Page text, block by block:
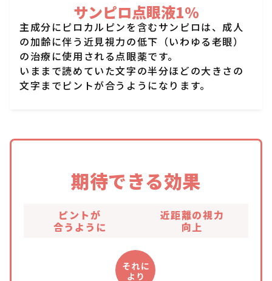
サンピロ点眼液1%
主成分にピロカルピンを含むサンピロは、成人
の加齢に伴う近見視力の低下（いわゆる老眼）
の治療に使用される点眼薬です。
いままで読めていた文字の半分ほどの大きさの
文字までピントが合うようになります。
期待できる効果
ピントが
合うように
近距離の視力
向上